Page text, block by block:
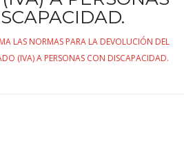
LAS NORMAS PARA LA DEVOLUCIÓN DEL
(IVA) A PERSONAS CON DISCAPACIDAD.